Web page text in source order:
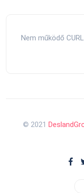
Nem működő
© 2021